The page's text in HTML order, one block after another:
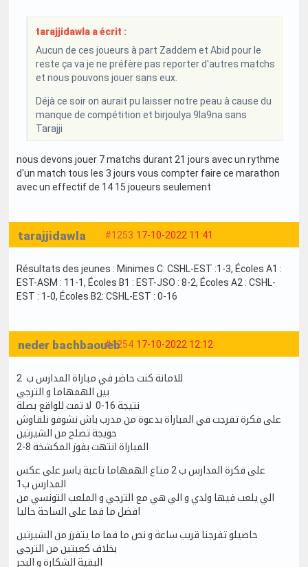
tarajjidawla a écrit :
Aucun de ces joueurs à part Zaddem et Abid pour le
reste ça va je ne préfère pas reporter d'autres matchs
et nous pouvons jouer sans eux.
Déjà ce soir on aurait pu laisser notre peau à cause du
manque de compétition et birjoulya 9la9na sans
Tarajji
nous devons jouer 7 matchs durant 21 jours avec un rythme
d'un match tous les 3 jours vous compter faire ce marathon
avec un effectif de 14 15 joueurs seulement
#1253 17-10-2022 11:41
tarajjidawla
Résultats des jeunes : Minimes C: CSHL-EST :1-3, Écoles A1 :
EST-ASM : 11-1, Écoles B1 : EST-JSO : 8-2, Écoles A2 : CSHL-
EST : 1-0, Écoles B2: CSHL-EST : 0-16
#1254 17-10-2022 12:12
neder bachbaoueb
للامانة كنت حاضر في مباراة المدارس ب 2
بين الهمهاما و الترجي
نتيجة 16-0 لا تمت للواقع بصلة
على فكرة تفرجت في المباراة بدعوة من مدرب باش نشوفو نلقاوش
حويجة تصلح من الشيرتين
المباراة انتهت بفوز المكشخة 8-2
على فكرة المدارس ب 2 متاع الهمهاما تاعبة ياسر على عكس
المدارس ب1
الي يلعب فيها ولدي و الي هي مع الترجي و الملعب التونسي من
افضل ما فما على الساحة حاليا
حاصيلو تفرجنا قريب ساعة و نص ما فما ما يتفرز من الشيرتين
بخلاف كعبتين من الترجي
البقية الشكارة و البحر